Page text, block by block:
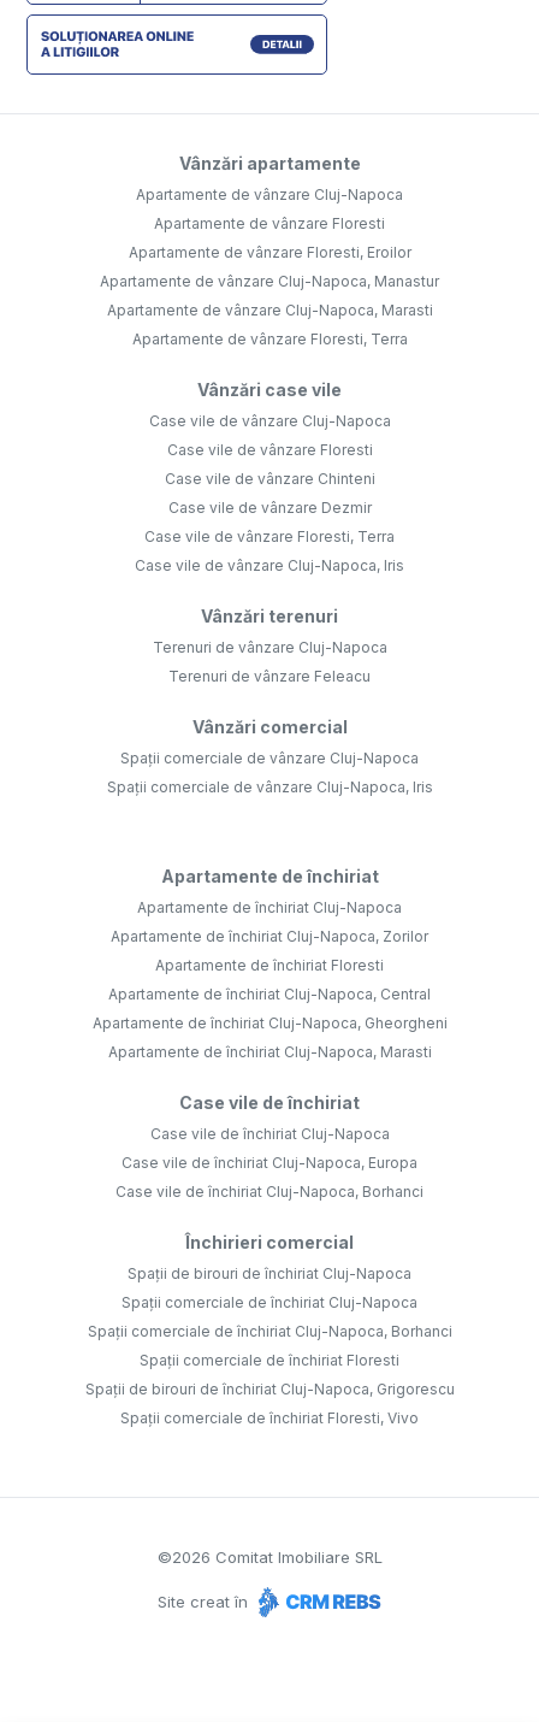
Vânzări apartamente
Apartamente de vânzare Cluj-Napoca
Apartamente de vânzare Floresti
Apartamente de vânzare Floresti, Eroilor
Apartamente de vânzare Cluj-Napoca, Manastur
Apartamente de vânzare Cluj-Napoca, Marasti
Apartamente de vânzare Floresti, Terra
Vânzări case vile
Case vile de vânzare Cluj-Napoca
Case vile de vânzare Floresti
Case vile de vânzare Chinteni
Case vile de vânzare Dezmir
Case vile de vânzare Floresti, Terra
Case vile de vânzare Cluj-Napoca, Iris
Vânzări terenuri
Terenuri de vânzare Cluj-Napoca
Terenuri de vânzare Feleacu
Vânzări comercial
Spații comerciale de vânzare Cluj-Napoca
Spații comerciale de vânzare Cluj-Napoca, Iris
Apartamente de închiriat
Apartamente de închiriat Cluj-Napoca
Apartamente de închiriat Cluj-Napoca, Zorilor
Apartamente de închiriat Floresti
Apartamente de închiriat Cluj-Napoca, Central
Apartamente de închiriat Cluj-Napoca, Gheorgheni
Apartamente de închiriat Cluj-Napoca, Marasti
Case vile de închiriat
Case vile de închiriat Cluj-Napoca
Case vile de închiriat Cluj-Napoca, Europa
Case vile de închiriat Cluj-Napoca, Borhanci
Închirieri comercial
Spații de birouri de închiriat Cluj-Napoca
Spații comerciale de închiriat Cluj-Napoca
Spații comerciale de închiriat Cluj-Napoca, Borhanci
Spații comerciale de închiriat Floresti
Spații de birouri de închiriat Cluj-Napoca, Grigorescu
Spații comerciale de închiriat Floresti, Vivo
©2026 Comitat Imobiliare SRL
Site creat în